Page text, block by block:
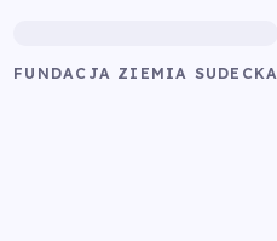
FUNDACJA ZIEMIA SUDECKA